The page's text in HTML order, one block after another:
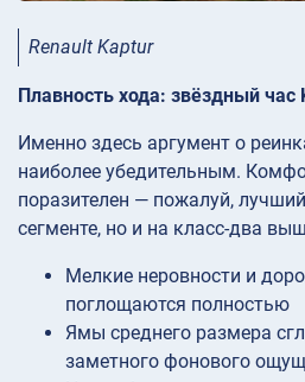
Renault Kaptur
Плавность хода: звёздный час
Именно здесь аргумент о
наиболее убедительным.
поразителен — пожалуй,
сегменте, но и на класс-два
Мелкие неровности и
поглощаются полностью
Ямы среднего размера
заметного фонового